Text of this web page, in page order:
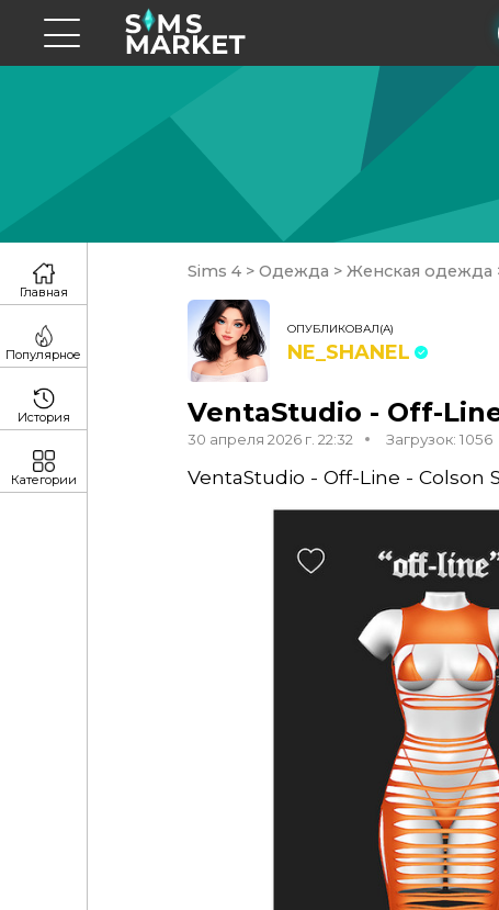
Sims 4 > Одежда > Женская одежда
ОПУБЛИКОВАЛ(А)
NE_SHANEL
VentaStudio - Off-
30 апреля 2026 г. 22:32 Загрузок: 1056
VentaStudio - Off-Line - Colson
Главная
Популярное
История
Категории